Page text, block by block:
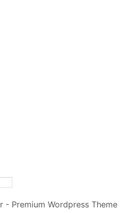
- Premium Wordpress Theme